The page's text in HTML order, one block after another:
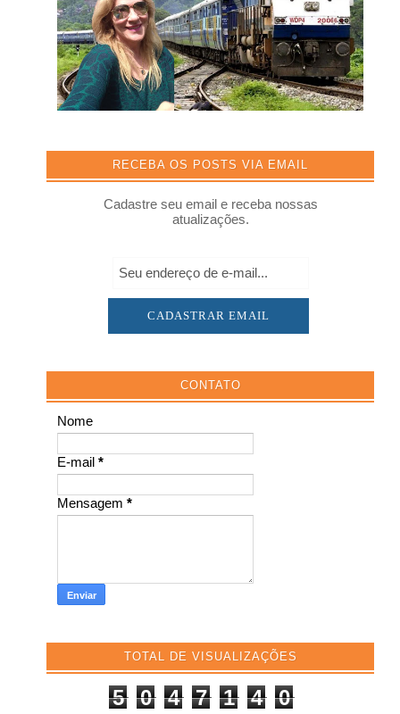
RECEBA OS POSTS VIA EMAIL
Cadastre seu email e receba nossas
atualizações.
CONTATO
Nome
E-mail*
Mensagem*
TOTAL DE VISUALIZAÇÕES
5 0 4 7 1 4 0